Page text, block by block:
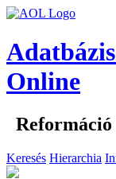
Online
Keresés Hierarchia